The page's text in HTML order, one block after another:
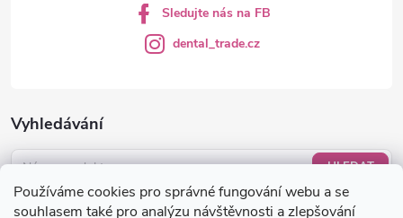
Používáme cookies pro správné fungování webu a se
souhlasem také pro analýzu návštěvnosti a zlepšování
Vyhledávání
HLEDAT
Nákupní košík
Sledujte nás na FB
dental_trade.cz